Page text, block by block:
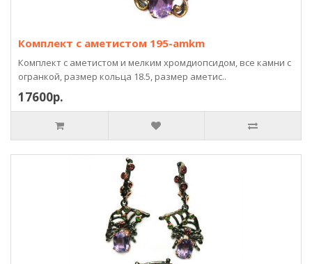
Комплект с аметистом 195-amkm
Комплект с аметистом и мелким хромдиопсидом, все камни с
огранкой, размер кольца 18.5, размер аметис..
17600р.